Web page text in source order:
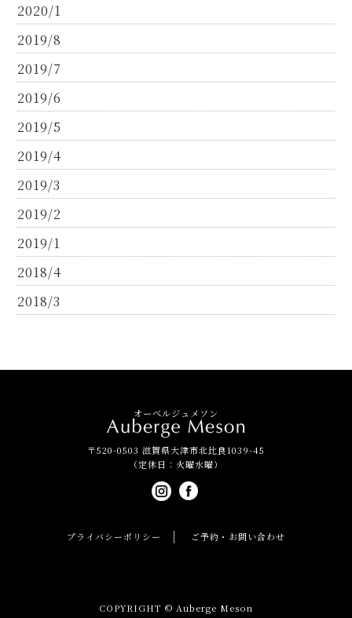
2020/1
2019/8
2019/7
2019/6
2019/5
2019/4
2019/3
2019/2
2019/1
2018/4
2018/3
オーベルジュメソン
〒520-0503 滋賀県大津市北比良1039-45
（定休日：火曜水曜）
プライバシーポリシー ご予約・お問い合わせ
COPYRIGHT © Auberge Meson